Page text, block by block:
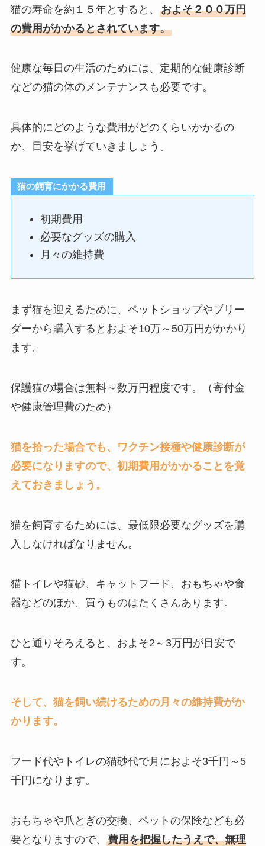
猫の寿命を約１５年とすると、 およそ２００万円
の費用がかかるとされています。
健康な毎日の生活のためには、定期的な健康診断
などの猫の体のメンテナンスも必要です。
具体的にどのような費用がどのくらいかかるの
か、目安を挙げていきましょう。
猫の飼育にかかる費用
初期費用
必要なグッズの購入
月々の維持費
まず猫を迎えるために、ペットショップやブリー
ダーから購入するとおよそ10万～50万円がかかり
ます。
保護猫の場合は無料～数万円程度です。（寄付金
や健康管理費のため）
猫を拾った場合でも、ワクチン接種や健康診断が
必要になりますので、初期費用がかかることを覚
えておきましょう。
猫を飼育するためには、最低限必要なグッズを購
入しなければなりません。
猫トイレや猫砂、キャットフード、おもちゃや食
器などのほか、買うものはたくさんあります。
ひと通りそろえると、およそ2～3万円が目安で
す。
そして、猫を飼い続けるための月々の維持費がか
かります。
フード代やトイレの猫砂代で月におよそ3千円～5
千円になります。
おもちゃや爪とぎの交換、ペットの保険なども必
要となりますので、 費用を把握したうえで、無理